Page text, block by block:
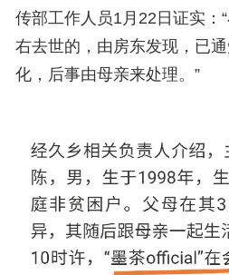
传部工作人员1月22日证实：
右去世的，由房东发现，已
化，后事由母亲来处理。”